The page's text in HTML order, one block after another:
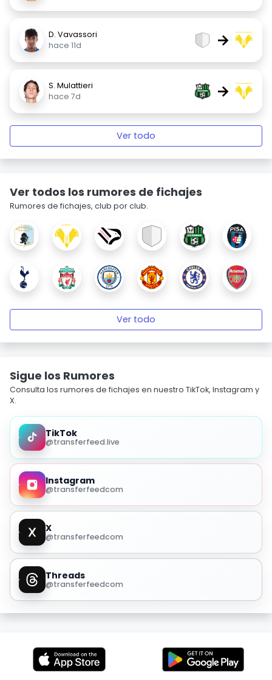
D. Vavassori
hace 11d
→
S. Mulattieri
hace 7d
→
Ver todo
Ver todos los rumores de fichajes
Rumores de fichajes, club por club.
Ver todo
Sigue los Rumores
Consulta los rumores de fichajes en nuestro TikTok, Instagram y
X.
TikTok
@transferfeed.live
Instagram
@transferfeedcom
X
@transferfeedcom
Threads
@transferfeedcom